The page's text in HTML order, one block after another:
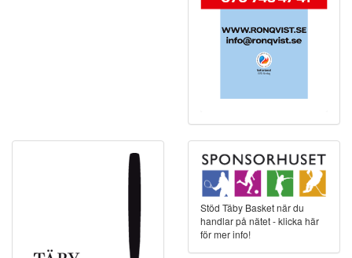
Stöd Täby Basket när du
handlar på nätet - klicka här
för mer info!